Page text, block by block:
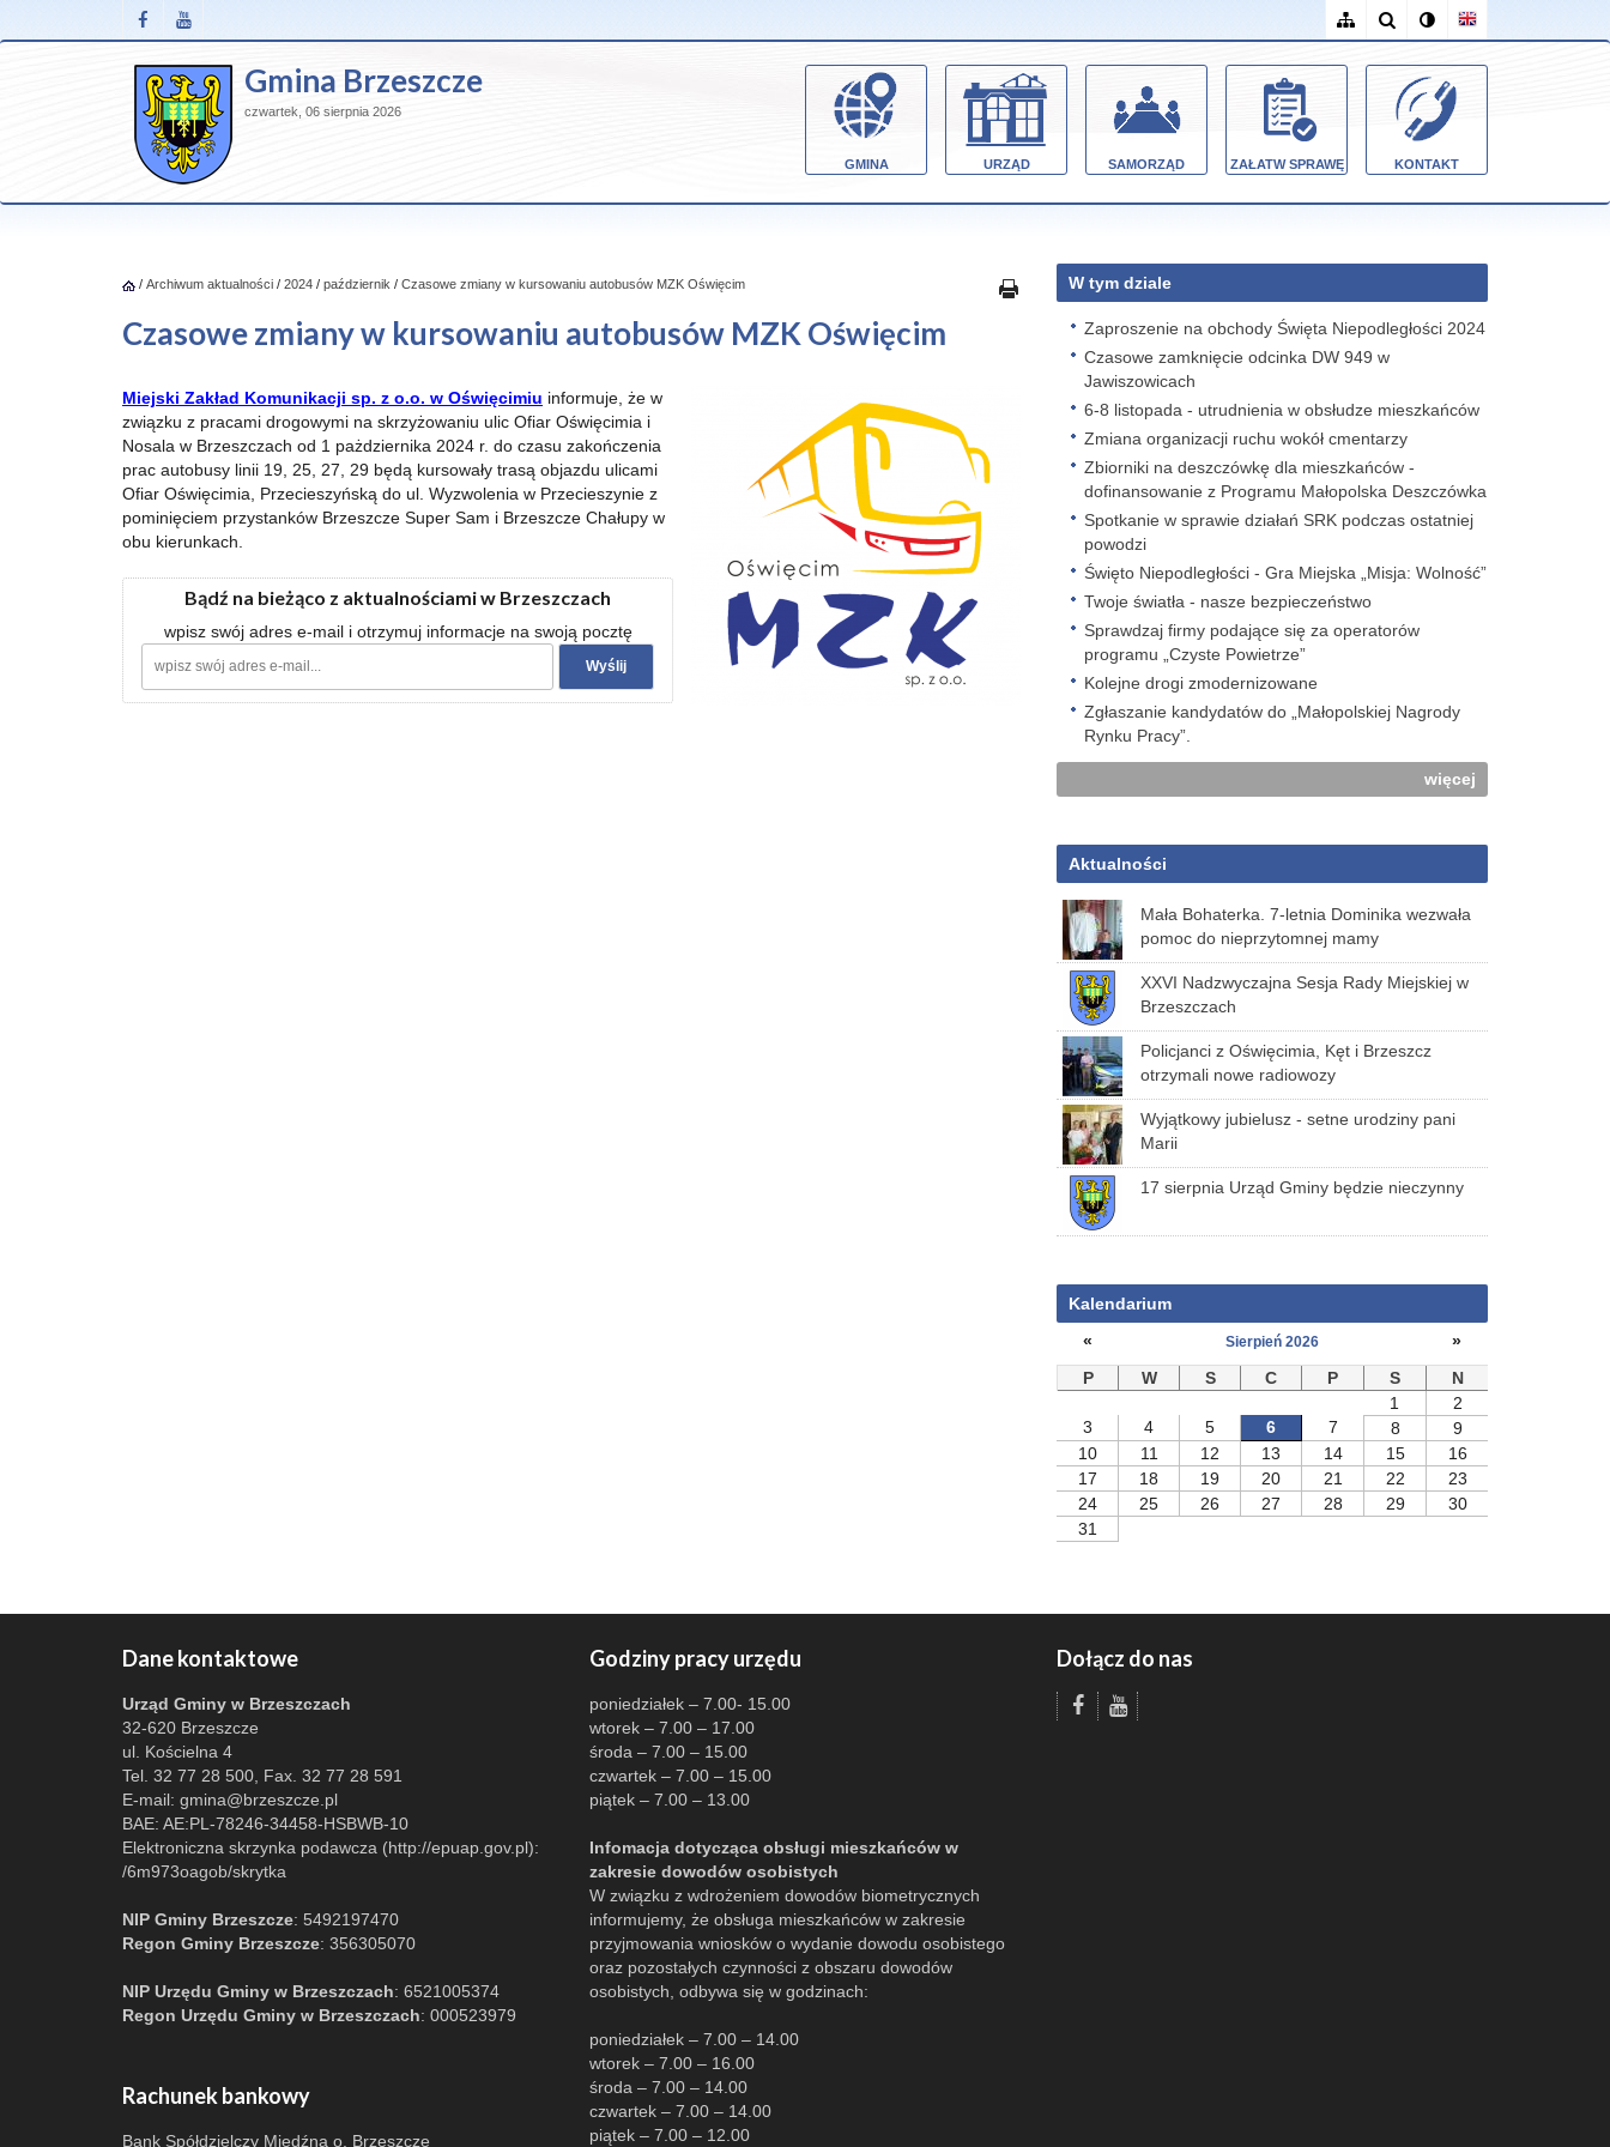
Gmina Brzeszcze
czwartek, 06 sierpnia 2026
GMINA URZĄD SAMORZĄD ZAŁATW SPRAWĘ KONTAKT
/ Archiwum aktualności / 2024 / październik / Czasowe zmiany w kursowaniu autobusów MZK Oświęcim
Czasowe zmiany w kursowaniu autobusów MZK Oświęcim
Miejski Zakład Komunikacji sp. z o.o. w Oświęcimiu informuje, że w
związku z pracami drogowymi na skrzyżowaniu ulic Ofiar Oświęcimia i
Nosala w Brzeszczach od 1 pażdziernika 2024 r. do czasu zakończenia
prac autobusy linii 19, 25, 27, 29 będą kursowały trasą objazdu ulicami
Ofiar Oświęcimia, Przecieszyńską do ul. Wyzwolenia w Przecieszynie z
pominięciem przystanków Brzeszcze Super Sam i Brzeszcze Chałupy w
obu kierunkach.
Bądź na bieżąco z aktualnościami w Brzeszczach
wpisz swój adres e-mail i otrzymuj informacje na swoją pocztę
W tym dziale
Zaproszenie na obchody Święta Niepodległości 2024
Czasowe zamknięcie odcinka DW 949 w
Jawiszowicach
6-8 listopada - utrudnienia w obsłudze mieszkańców
Zmiana organizacji ruchu wokół cmentarzy
Zbiorniki na deszczówkę dla mieszkańców -
dofinansowanie z Programu Małopolska Deszczówka
Spotkanie w sprawie działań SRK podczas ostatniej
powodzi
Święto Niepodległości - Gra Miejska „Misja: Wolność”
Twoje światła - nasze bezpieczeństwo
Sprawdzaj firmy podające się za operatorów
programu „Czyste Powietrze”
Kolejne drogi zmodernizowane
Zgłaszanie kandydatów do „Małopolskiej Nagrody
Rynku Pracy”.
więcej
Aktualności
Mała Bohaterka. 7-letnia Dominika wezwała
pomoc do nieprzytomnej mamy
XXVI Nadzwyczajna Sesja Rady Miejskiej w
Brzeszczach
Policjanci z Oświęcimia, Kęt i Brzeszcz
otrzymali nowe radiowozy
Wyjątkowy jubielusz - setne urodziny pani
Marii
17 sierpnia Urząd Gminy będzie nieczynny
Kalendarium
«
Sierpień 2026
»
P
W S C P S
N
1
2
3
4 5 6 7 8
9
10
11 12 13 14 15
16
17
18 19 20 21 22
23
24
25 26 27 28 29
30
31
Dane kontaktowe
Urząd Gminy w Brzeszczach
32-620 Brzeszcze
ul. Kościelna 4
Tel. 32 77 28 500, Fax. 32 77 28 591
E-mail: gmina@brzeszcze.pl
BAE: AE:PL-78246-34458-HSBWB-10
Elektroniczna skrzynka podawcza (http://epuap.gov.pl):
/6m973oagob/skrytka
NIP Gminy Brzeszcze: 5492197470
Regon Gminy Brzeszcze: 356305070
NIP Urzędu Gminy w Brzeszczach: 6521005374
Regon Urzędu Gminy w Brzeszczach: 000523979
Rachunek bankowy
Bank Spółdzielczy Miedźna o. Brzeszcze
Godziny pracy urzędu
poniedziałek – 7.00- 15.00
wtorek – 7.00 – 17.00
środa – 7.00 – 15.00
czwartek – 7.00 – 15.00
piątek – 7.00 – 13.00
Infomacja dotycząca obsługi mieszkańców w
zakresie dowodów osobistych
W związku z wdrożeniem dowodów biometrycznych
informujemy, że obsługa mieszkańców w zakresie
przyjmowania wniosków o wydanie dowodu osobistego
oraz pozostałych czynności z obszaru dowodów
osobistych, odbywa się w godzinach:
poniedziałek – 7.00 – 14.00
wtorek – 7.00 – 16.00
środa – 7.00 – 14.00
czwartek – 7.00 – 14.00
piątek – 7.00 – 12.00
Dołącz do nas